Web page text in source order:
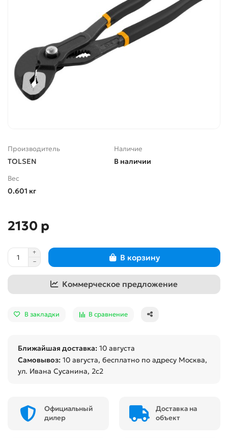
Производитель
TOLSEN
Наличие
В наличии
Вес
0.601 кг
2130 р
В корзину
Коммерческое предложение
В закладки В сравнение
Ближайшая доставка: 10 августа
Самовывоз: 10 августа, бесплатно по адресу Москва,
ул. Ивана Сусанина, 2с2
Официальный
дилер
Доставка на
объект